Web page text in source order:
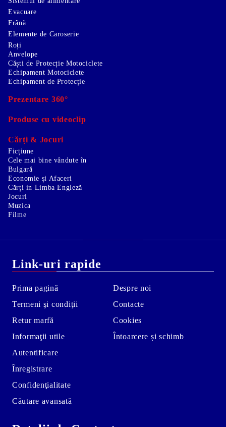
Evacuare
Frână
Elemente de Caroserie
Roți
Anvelope
Căști de Protecție Motociclete
Echipament Motociclete
Echipament de Protecție
Prezentare 360°
Produse cu videoclip
Cărți & Jocuri
Ficțiune
Cele mai bine vândute în
Bulgară
Economie și Afaceri
Cărți in Limba Engleză
Jocuri
Muzica
Filme
Link-uri rapide
Prima pagină
Termeni şi condiţii
Retur marfă
Informaţii utile
Autentificare
Înregistrare
Confidenţialitate
Căutare avansată
Despre noi
Contacte
Cookies
Întoarcere și schimb